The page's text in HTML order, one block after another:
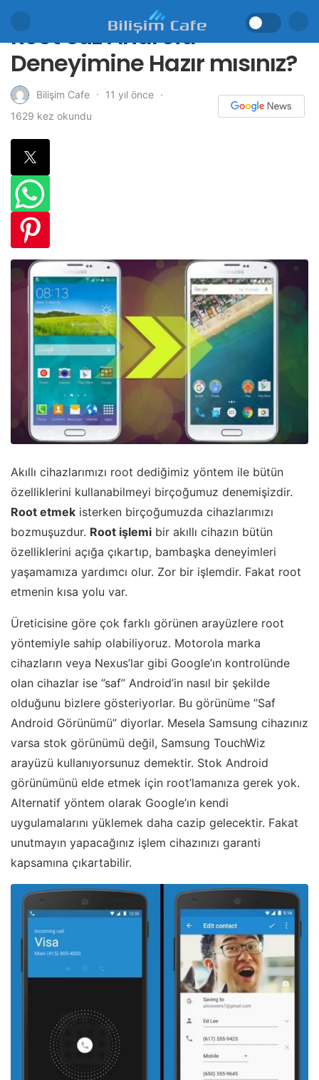
Root’suz Android
Deneyimine Hazır mısınız?
Bilişim Cafe
11 yıl önce
1629 kez okundu
Akıllı cihazlarımızı root dediğimiz yöntem ile bütün
özelliklerini kullanabilmeyi birçoğumuz denemişizdir.
Root etmek isterken birçoğumuzda cihazlarımızı
bozmuşuzdur. Root işlemi bir akıllı cihazın bütün
özelliklerini açığa çıkartıp, bambaşka deneyimleri
yaşamamıza yardımcı olur. Zor bir işlemdir. Fakat root
etmenin kısa yolu var.
Üreticisine göre çok farklı görünen arayüzlere root
yöntemiyle sahip olabiliyoruz. Motorola marka
cihazların veya Nexus’lar gibi Google’ın kontrolünde
olan cihazlar ise ”saf” Android’in nasıl bir şekilde
olduğunu bizlere gösteriyorlar. Bu görünüme ”Saf
Android Görünümü” diyorlar. Mesela Samsung cihazınız
varsa stok görünümü değil, Samsung TouchWiz
arayüzü kullanıyorsunuz demektir. Stok Android
görünümünü elde etmek için root’lamanıza gerek yok.
Alternatif yöntem olarak Google’ın kendi
uygulamalarını yüklemek daha cazip gelecektir. Fakat
unutmayın yapacağınız işlem cihazınızı garanti
kapsamına çıkartabilir.